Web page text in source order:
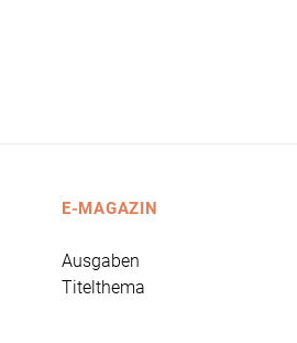
E-MAGAZIN
Ausgaben
Titelthema